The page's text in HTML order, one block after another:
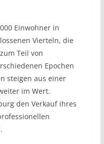
Einwohner in
Vierteln, die
Teil von
Epochen
steigen aus einer
im Wert.
den Verkauf ihres